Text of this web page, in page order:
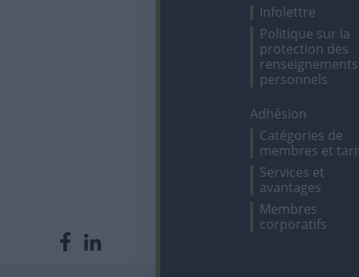
Infolettre
Politique sur la
protection des
renseignements
personnels
Adhésion
Catégories de
membres et
Services et
avantages
Membres
corporatifs